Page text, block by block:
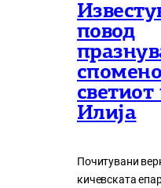
повод
Илија
Почитувани
кичевската